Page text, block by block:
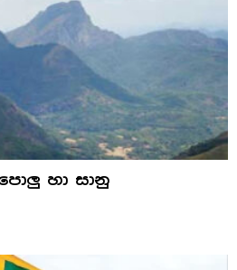
හා සානු